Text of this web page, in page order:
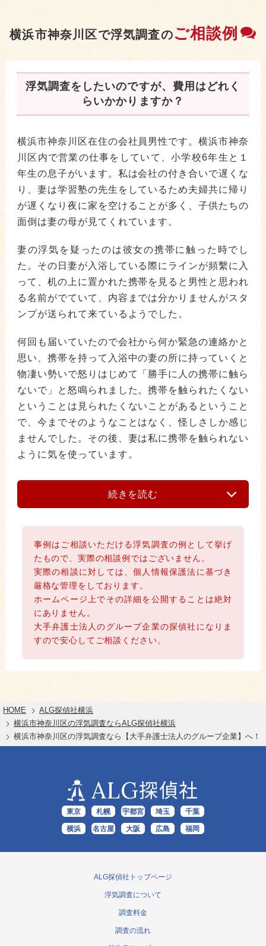
横浜市神奈川区で浮気調査のご相談例
浮気調査をしたいのですが、費用はどれく
らいかかりますか？
横浜市神奈川区在住の会社員男性です。横浜市神奈
川区内で営業の仕事をしていて、小学校6年生と１
年生の息子がいます。私は会社の付き合いで遅くな
り、妻は学習塾の先生をしているため夫婦共に帰り
が遅くなり夜に家を空けることが多く、子供たちの
面倒は妻の母が見てくれています。
妻の浮気を疑ったのは彼女の携帯に触った時でし
た。その日妻が入浴している際にラインが頻繫に入
って、机の上に置かれた携帯を見ると男性と思われ
る名前がでていて、内容までは分かりませんがスタ
ンプが送られて来ているようでした。
何回も届いていたので会社から何か緊急の連絡かと
思い、携帯を持って入浴中の妻の所に持っていくと
物凄い勢いで怒りはじめて「勝手に人の携帯に触ら
ないで」と怒鳴られました。携帯を触られたくない
ということは見られたくないことがあるということ
で、今までそのようなことはなく、怪しさしか感じ
ませんでした。その後、妻は私に携帯を触られない
ように気を使っています。
続きを読む
事例はご相談いただける浮気調査の例として挙げ
たもので、実際の相談例ではございません。
実際の相談に対しては、個人情報保護法に基づき
厳格な管理をしております。
ホームページ上でその詳細を公開することは絶対
にありません。
大手弁護士法人のグループ企業の探偵社になりま
すので安心してご相談ください。
HOME
ALG探偵社横浜
横浜市神奈川区の浮気調査ならALG探偵社横浜
横浜市神奈川区の浮気調査なら【大手弁護士法人のグループ企業】へ！
ALG探偵社
東京 札幌 宇都宮 埼玉 千葉
横浜 名古屋 大阪 広島 福岡
ALG探偵社トップページ
浮気調査について
調査料金
調査の流れ